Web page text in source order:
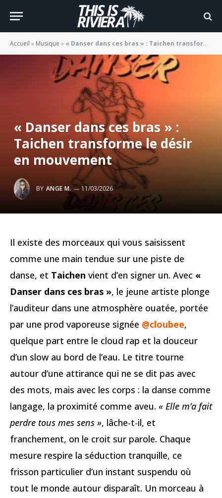
Accueil » Musique » « Danser dans ces bras » : Taichen transforme le désir en mouvement
« Danser dans ces bras » :
Taichen transforme le désir
en mouvement
BY ANGE M. 11/03/2026
Il existe des morceaux qui vous saisissent
comme une main tendue sur une piste de
danse, et Taichen vient d’en signer un. Avec «
Danser dans ces bras », le jeune artiste plonge
l’auditeur dans une atmosphère ouatée, portée
par une prod vaporeuse signée @cloubee,
quelque part entre le cloud rap et la douceur
d’un slow au bord de l’eau. Le titre tourne
autour d’une attirance qui ne se dit pas avec
des mots, mais avec les corps : la danse comme
langage, la proximité comme aveu. « Elle m’a fait
perdre tous mes sens », lâche-t-il, et
franchement, on le croit sur parole. Chaque
mesure respire la séduction tranquille, ce
frisson particulier d’un instant suspendu où
tout le monde autour disparaît. Un morceau à